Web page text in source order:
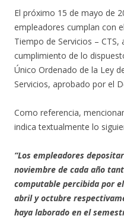
El próximo 15 de mayo de
empleadores cumplan con
Tiempo de Servicios –
cumplimiento de lo
Único Ordenado de la Ley
Servicios, aprobado por el
Como referencia,
indica textualmente lo
“Los empleadores
noviembre de cada año
computable percibida por
abril y octubre
haya laborado en el